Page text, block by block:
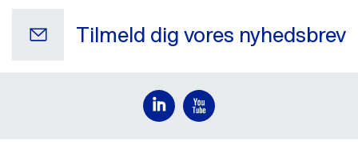
Tilmeld dig vores nyhedsbrev
Din e-mail